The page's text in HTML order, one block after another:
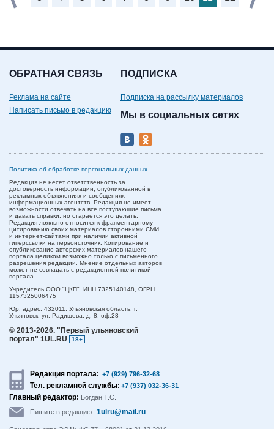
ОБРАТНАЯ СВЯЗЬ
Реклама на сайте
Написать письмо в редакцию
ПОДПИСКА
Подписка на рассылку материалов
Мы в социальных сетях
Политика об обработке персональных данных
Редакция не несет ответственность за
достоверность информации, опубликованной в
рекламных объявлениях и сообщениях
информационных агентств. Редакция не имеет
возможности отвечать на все поступающие письма
и давать справки, но старается это делать.
Редакция лояльно относится к фрагментарному
цитированию своих материалов сторонними СМИ
и интернет-сайтами при наличии активной
гиперссылки на первоисточник. Копирование и
опубликование авторских материалов нашего
портала целиком возможно только с письменного
разрешения редакции. Мнение отдельных авторов
может не совпадать с редакционной политикой
портала.
Учредитель ООО "ЦКП". ИНН 7325140148, ОГРН
1157325006475
Юр. адрес: 432011, Ульяновская область, г.
Ульяновск, ул. Радищева, д. 8, оф.28
© 2013-2026. "Первый ульяновский
портал" 1UL.RU
18+
Редакция портала: +7 (929) 796-32-68
Тел. рекламной службы: +7 (937) 032-36-31
Главный редактор: Богдан Т.С.
Пишите в редакцию: 1ulru@mail.ru